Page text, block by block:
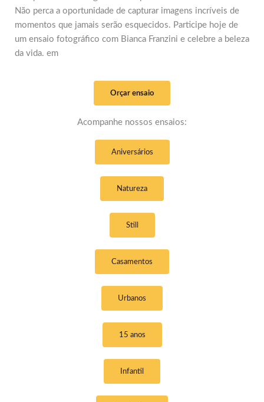
Não perca a oportunidade de capturar imagens incríveis de
momentos que jamais serão esquecidos. Participe hoje de
um ensaio fotográfico com Bianca Franzini e celebre a beleza
da vida. em
Orçar ensaio
Acompanhe nossos ensaios:
Aniversários
Natureza
Still
Casamentos
Urbanos
15 anos
Infantil